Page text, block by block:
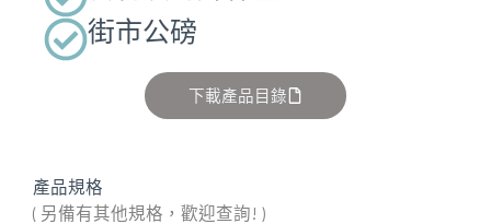
街市公磅
下載產品目錄
產品規格
( 另備有其他規格，歡迎查詢! )